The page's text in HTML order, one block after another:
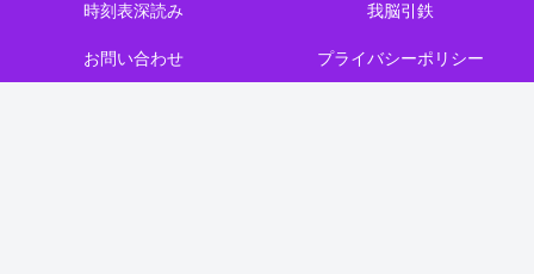
時刻表深読み 我脳引鉄
お問い合わせ プライバシーポリシー